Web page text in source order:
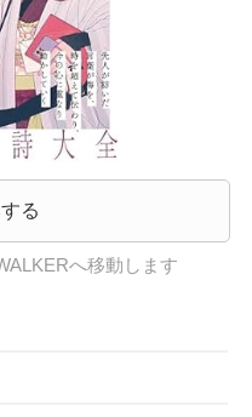
る
へ移動します